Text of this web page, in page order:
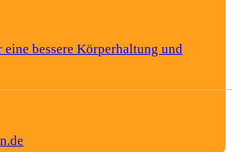
bessere Körperhaltung und